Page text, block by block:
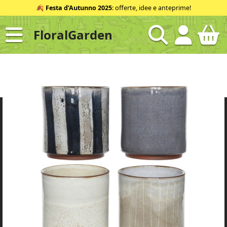
al
contenuto
ID
🍂 Festa d’Autunno 2025: offerte, idee e anteprime!
FloralGarden